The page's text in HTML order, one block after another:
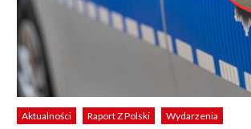
Aktualności Raport Z Polski Wydarzenia